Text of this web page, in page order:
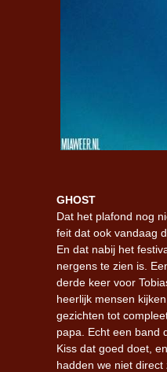
GHOST
Dat het plafond nog
feit dat ook vandaag
En dat nabij het
nergens te zien is.
derde keer voor
heerlijk mensen
gezichten tot
papa. Echt een band
Kiss dat goed doet,
hadden we niet